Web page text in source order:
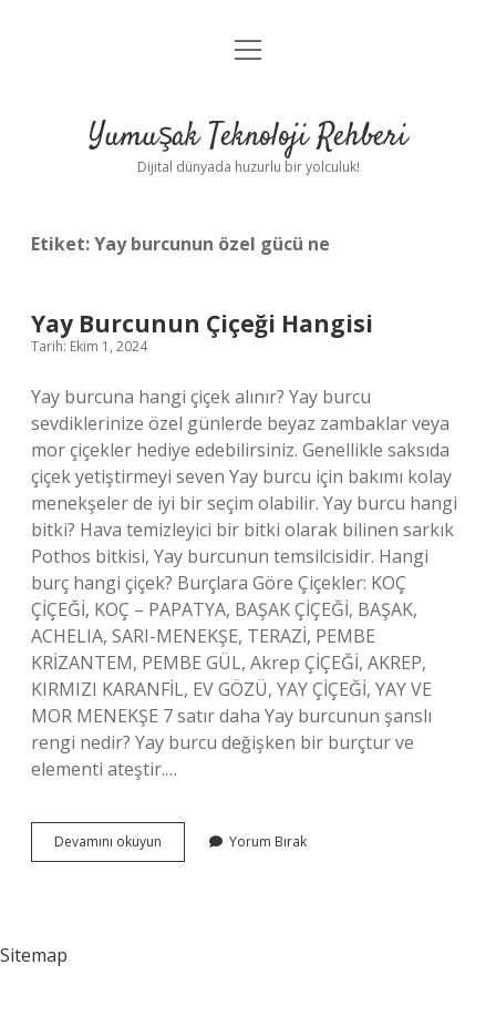
Anasayfa
Yasal Uyarı
menüyü
Yumuşak Teknoloji Rehberi
Dijital dünyada huzurlu bir yolculuk!
Etiket:Yay burcunun özel gücü ne
Yay Burcunun Çiçeği Hangisi
Tarih: Ekim 1, 2024
Yay burcuna hangi çiçek alınır? Yay burcu
sevdiklerinize özel günlerde beyaz zambaklar veya
mor çiçekler hediye edebilirsiniz. Genellikle saksıda
çiçek yetiştirmeyi seven Yay burcu için bakımı kolay
menekşeler de iyi bir seçim olabilir. Yay burcu hangi
bitki? Hava temizleyici bir bitki olarak bilinen sarkık
Pothos bitkisi, Yay burcunun temsilcisidir. Hangi
burç hangi çiçek? Burçlara Göre Çiçekler: KOÇ
ÇİÇEĞİ, KOÇ – PAPATYA, BAŞAK ÇİÇEĞİ, BAŞAK,
ACHELIA, SARI-MENEKŞE, TERAZİ, PEMBE
KRİZANTEM, PEMBE GÜL, Akrep ÇİÇEĞİ, AKREP,
KIRMIZI KARANFİL, EV GÖZÜ, YAY ÇİÇEĞİ, YAY VE
MOR MENEKŞE 7 satır daha Yay burcunun şanslı
rengi nedir? Yay burcu değişken bir burçtur ve
elementi ateştir.…
Devamını okuyun
Burcunun
Yorum Bırak
Sitemap